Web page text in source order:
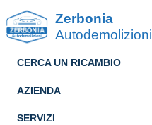
Zerbonia
Autodemolizioni
CERCA UN RICAMBIO
AZIENDA
SERVIZI